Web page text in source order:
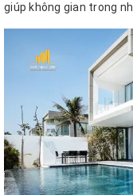
giúp không gian trong